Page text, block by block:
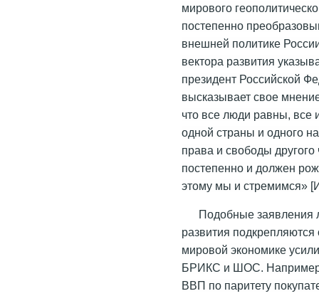
мирового
постепенно
внешней политике
вектора развития
президент Российской
высказывает свое
что все люди равны, все
одной страны и одного
права и свободы другого
постепенно и должен
этому мы и стремимся»
Подобные заявления
развития
мировой экономике
БРИКС и ШОС.
ВВП по паритету